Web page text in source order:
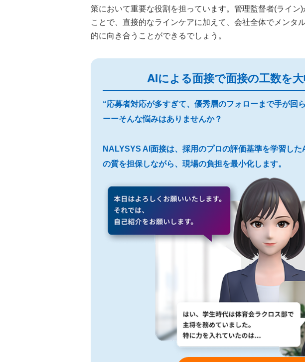
策において重要な役割を担っています。管理監督者(ライン
ことで、直接的なラインケアに加えて、会社全体でメンタ
的に向き合うことができるでしょう。
AIによる面接で面接の工数を
“応募者対応が多すぎて、優秀層のフォローまで手が回
ーーそんな悩みはありませんか？
NALYSYS AI面接は、採用のプロの評価基準を学習し
の質を担保しながら、現場の負担を最小化します。